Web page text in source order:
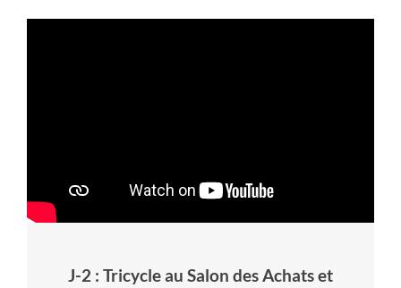
J-2 : Tricycle au Salon des Achats et